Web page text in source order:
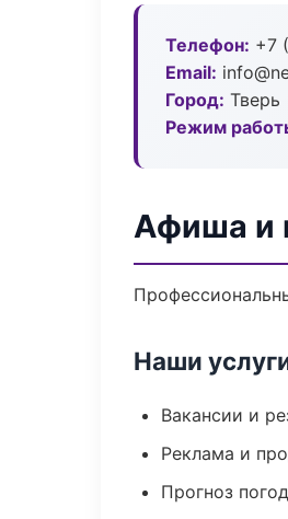
Телефон: +7
Email:
Город: Тверь
Режим
Афиша и
Наши
Вакансии и
Реклама и
Прогноз